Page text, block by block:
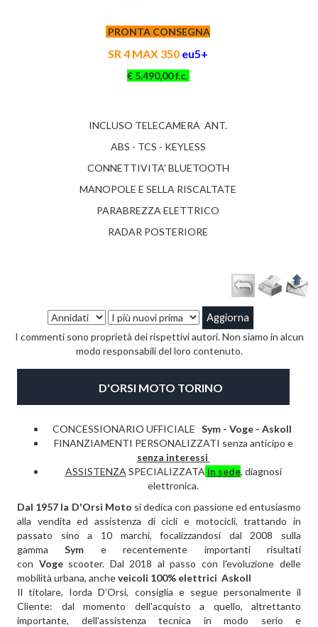
PRONTA CONSEGNA
SR 4 MAX 350 eu5+
€ 5.490,00 f.c.
INCLUSO TELECAMERA ANT.
ABS - TCS - KEYLESS
CONNETTIVITA' BLUETOOTH
MANOPOLE E SELLA RISCALTATE
PARABREZZA ELETTRICO
RADAR POSTERIORE
I commenti sono proprietà dei rispettivi autori. Non siamo in alcun
modo responsabili del loro contenuto.
D'ORSI MOTO TORINO
CONCESSIONARIO UFFICIALE Sym - Voge - Askoll
FINANZIAMENTI PERSONALIZZATI senza anticipo e
senza interessi
ASSISTENZA SPECIALIZZATA in sede, diagnosi
elettronica.
Dal 1957 la D'Orsi Moto si dedica con passione ed entusiasmo
alla vendita ed assistenza di cicli e motocicli, trattando in
passato sino a 10 marchi, focalizzandosi dal 2008 sulla
gammaSym e recentemente importanti risultati
con Vogescooter. Dal 2018 al passo con l'evoluzione delle
mobilità urbana, ancheveicoli 100% elettrici Askoll
Il titolare, Iorda D’Orsi, consiglia e segue personalmente il
Cliente: dal momento dell'acquisto a quello, altrettanto
importante, dell'assistenza tecnica in modo serio e